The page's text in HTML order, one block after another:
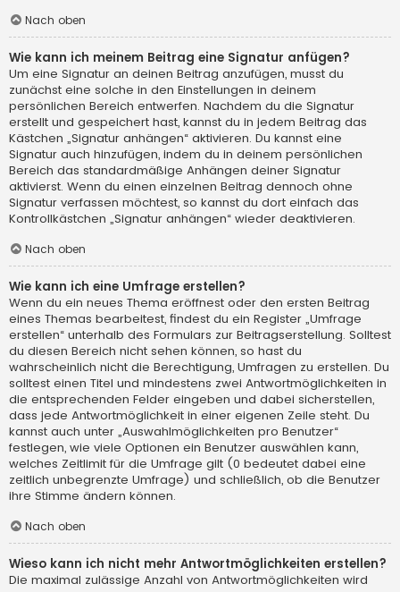
Nach oben
Wie kann ich meinem Beitrag eine Signatur anfügen?
Um eine Signatur an deinen Beitrag anzufügen, musst du
zunächst eine solche in den Einstellungen in deinem
persönlichen Bereich entwerfen. Nachdem du die Signatur
erstellt und gespeichert hast, kannst du in jedem Beitrag das
Kästchen „Signatur anhängen“ aktivieren. Du kannst eine
Signatur auch hinzufügen, indem du in deinem persönlichen
Bereich das standardmäßige Anhängen deiner Signatur
aktivierst. Wenn du einen einzelnen Beitrag dennoch ohne
Signatur verfassen möchtest, so kannst du dort einfach das
Kontrollkästchen „Signatur anhängen“ wieder deaktivieren.
Nach oben
Wie kann ich eine Umfrage erstellen?
Wenn du ein neues Thema eröffnest oder den ersten Beitrag
eines Themas bearbeitest, findest du ein Register „Umfrage
erstellen“ unterhalb des Formulars zur Beitragserstellung. Solltest
du diesen Bereich nicht sehen können, so hast du
wahrscheinlich nicht die Berechtigung, Umfragen zu erstellen. Du
solltest einen Titel und mindestens zwei Antwortmöglichkeiten in
die entsprechenden Felder eingeben und dabei sicherstellen,
dass jede Antwortmöglichkeit in einer eigenen Zeile steht. Du
kannst auch unter „Auswahlmöglichkeiten pro Benutzer“
festlegen, wie viele Optionen ein Benutzer auswählen kann,
welches Zeitlimit für die Umfrage gilt (0 bedeutet dabei eine
zeitlich unbegrenzte Umfrage) und schließlich, ob die Benutzer
ihre Stimme ändern können.
Nach oben
Wieso kann ich nicht mehr Antwortmöglichkeiten erstellen?
Die maximal zulässige Anzahl von Antwortmöglichkeiten wird